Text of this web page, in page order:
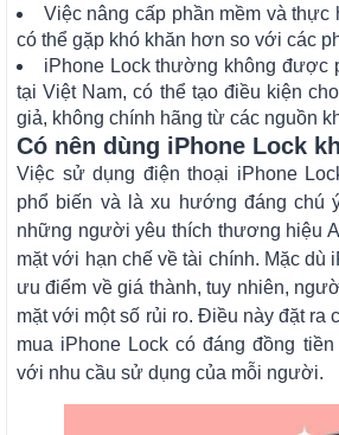
Việc nâng cấp phần mềm và thực
có thể gặp khó khăn hơn so với các
iPhone Lock thường không được
tại Việt Nam, có thể tạo điều kiện
giả, không chính hãng từ các nguồn
Có nên dùng iPhone Lock
Việc sử dụng điện thoại iPhone
phổ biến và là xu hướng đáng chú
những người yêu thích thương hiệu
mặt với hạn chế về tài chính. Mặc dù
ưu điểm về giá thành, tuy nhiên,
mặt với một số rủi ro. Điều này đặt ra
mua iPhone Lock có đáng đồng
với nhu cầu sử dụng của mỗi người.